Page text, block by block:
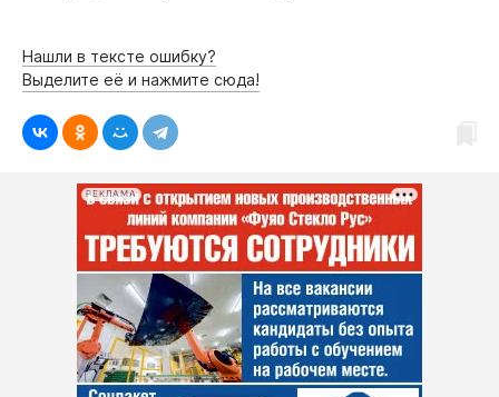
Нашли в тексте ошибку?
Выделите её и нажмите сюда!
РЕКЛАМА